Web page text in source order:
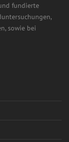
fundierte
sowie bei